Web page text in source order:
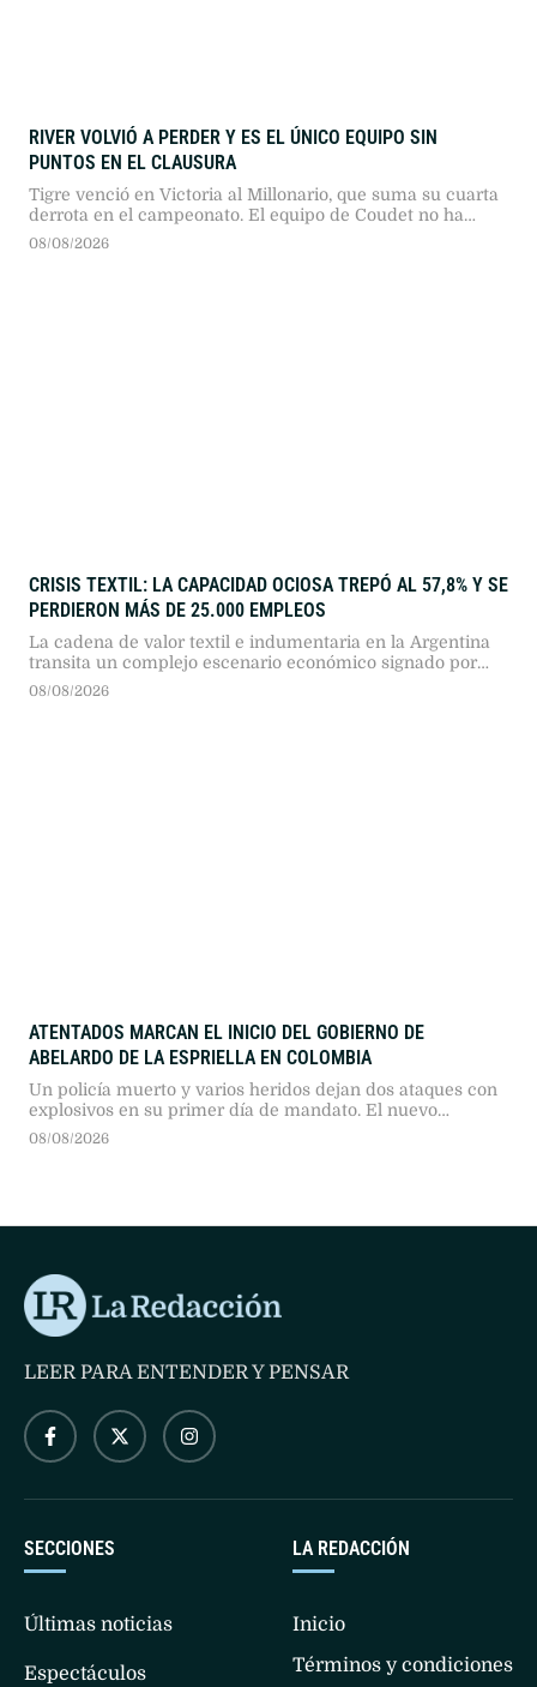
RIVER VOLVIÓ A PERDER Y ES EL ÚNICO EQUIPO SIN
PUNTOS EN EL CLAUSURA
Tigre venció en Victoria al Millonario, que suma su cuarta
derrota en el campeonato. El equipo de Coudet no ha
podido marcar goles desde que comenzó el torneo.
08/08/2026
CRISIS TEXTIL: LA CAPACIDAD OCIOSA TREPÓ AL 57,8% Y SE
PERDIERON MÁS DE 25.000 EMPLEOS
La cadena de valor textil e indumentaria en la Argentina
transita un complejo escenario económico signado por
más de dos años consecutivos de caída en su actividad.
08/08/2026
ATENTADOS MARCAN EL INICIO DEL GOBIERNO DE
ABELARDO DE LA ESPRIELLA EN COLOMBIA
Un policía muerto y varios heridos dejan dos ataques con
explosivos en su primer día de mandato. El nuevo
presidente prometió mano dura contra el narcoterrorismo
08/08/2026
LA REDACCIÓN
Inicio
Términos y condiciones
SECCIONES
Últimas noticias
Espectáculos
LEER PARA ENTENDER Y PENSAR